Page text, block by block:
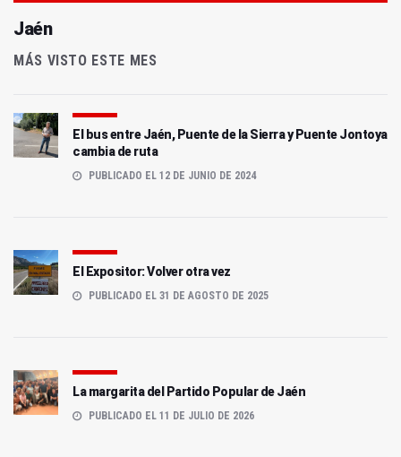
Jaén
MÁS VISTO ESTE MES
El bus entre Jaén, Puente de la Sierra y Puente Jontoya
cambia de ruta
PUBLICADO EL 12 DE JUNIO DE 2024
El Expositor: Volver otra vez
PUBLICADO EL 31 DE AGOSTO DE 2025
La margarita del Partido Popular de Jaén
PUBLICADO EL 11 DE JULIO DE 2026